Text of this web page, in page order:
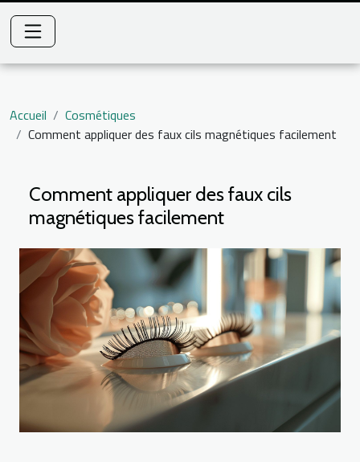
Accueil
Cosmétiques
Comment appliquer des faux cils magnétiques facilement
Comment appliquer des faux cils
magnétiques facilement